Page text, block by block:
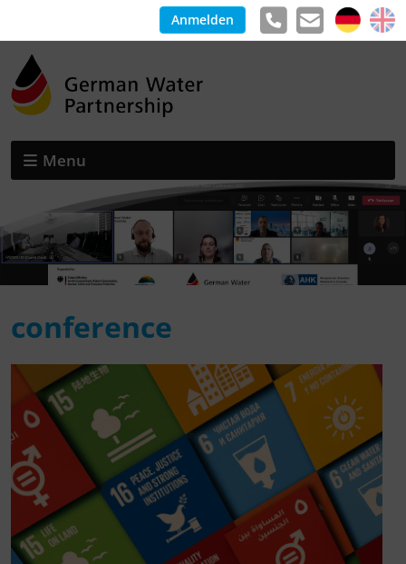
Anmelden
Menu
conference